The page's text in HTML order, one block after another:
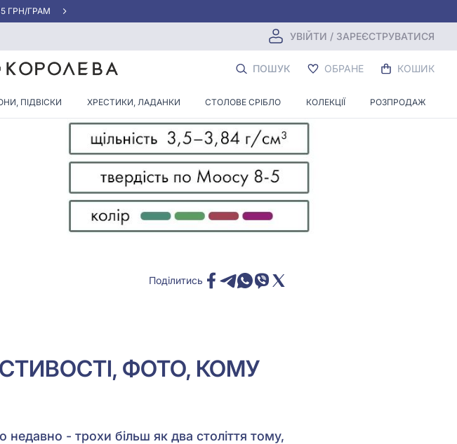
ГРН/ГРАМ
УВІЙТИ / ЗАРЕЄСТРУВАТИСЯ
ПОШУК ОБРАНЕ КОШИК
ПІДВІСКИ ХРЕСТИКИ, ЛАДАНКИ СТОЛОВЕ СРІБЛО КОЛЕКЦІЇ РОЗПРОДАЖ
Поділитись
ФОТО, КОМУ
недавно - трохи більш як два століття тому,